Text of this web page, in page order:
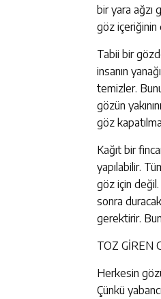
bir yara ağzı
göz içeriğinin
Tabii bir
insanın
temizler.
gözün
göz
Kağıt bir
yapılabilir.
göz için değil.
sonra
gerektirir.
TOZ GİREN
Herkesin
Çünkü